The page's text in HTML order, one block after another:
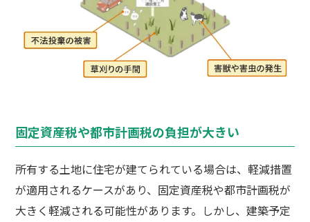
固定資産税や都市計画税の負担が大きい
所有する土地に住宅が建てられている場合は、軽減措置
が適用されるケースがあり、固定資産税や都市計画税が
大きく軽減される可能性があります。しかし、建築予定